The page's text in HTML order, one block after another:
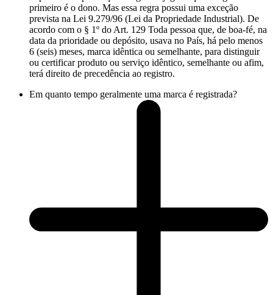
primeiro é o dono. Mas essa regra possui uma exceção
prevista na Lei 9.279/96 (Lei da Propriedade Industrial). De
acordo com o § 1º do Art. 129 Toda pessoa que, de boa-fé, na
data da prioridade ou depósito, usava no País, há pelo menos
6 (seis) meses, marca idêntica ou semelhante, para distinguir
ou certificar produto ou serviço idêntico, semelhante ou afim,
terá direito de precedência ao registro.
Em quanto tempo geralmente uma marca é registrada?